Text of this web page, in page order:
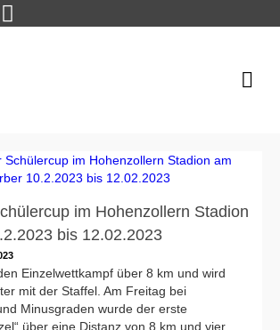
im Hohenzollern Stadion
bis 12.02.2023
Einzelwettkampf über 8 km und wird
mit der Staffel. Am Freitag bei
Minusgraden wurde der erste
über eine Distanz von 8 km und vier